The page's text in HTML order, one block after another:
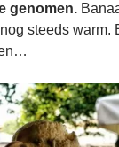
genomen.
steeds warm.